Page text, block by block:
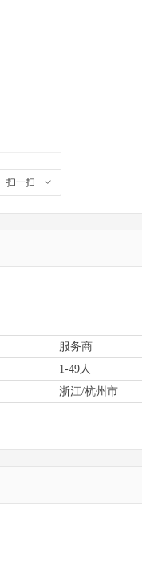
扫一扫
服务商
1-49人
浙江/杭州市